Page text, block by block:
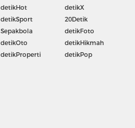
detikHot
detikSport
Sepakbola
detikOto
detikProperti
detikX
20Detik
detikFoto
detikHikmah
detikPop